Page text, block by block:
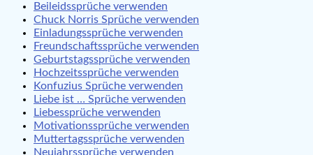
Beileidssprüche verwenden
Chuck Norris Sprüche verwenden
Einladungssprüche verwenden
Freundschaftssprüche verwenden
Geburtstagssprüche verwenden
Hochzeitssprüche verwenden
Konfuzius Sprüche verwenden
Liebe ist … Sprüche verwenden
Liebessprüche verwenden
Motivationssprüche verwenden
Muttertagssprüche verwenden
Neujahrssprüche verwenden